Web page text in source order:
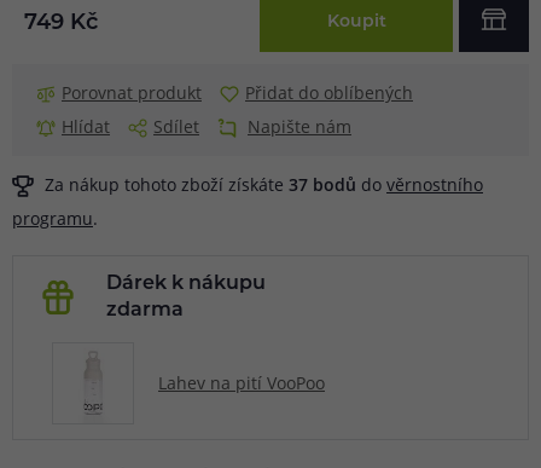
749 Kč Koupit
Porovnat produkt
Přidat do oblíbených
Hlídat
Sdílet Napište nám
Za nákup tohoto zboží získáte 37 bodů do věrnostního
programu.
Dárek k nákupu
zdarma
Lahev na pití VooPoo